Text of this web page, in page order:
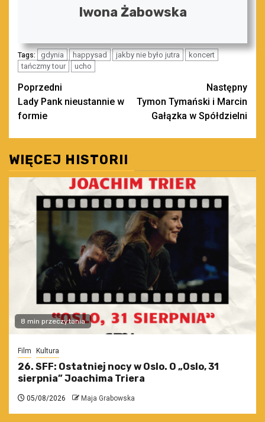
Iwona Żabowska
Tags: gdynia happysad jakby nie było jutra
koncert
tańczmy tour
ucho
Zobacz
wpisy
Poprzedni
Lady Pank nieustannie w
formie
Następny
Tymon Tymański i Marcin
Gałązka w Spółdzielni
WIĘCEJ HISTORII
8 min przeczytania
Film Kultura
26. SFF: Ostatniej nocy w Oslo. O „Oslo, 31
sierpnia” Joachima Triera
05/08/2026 Maja Grabowska